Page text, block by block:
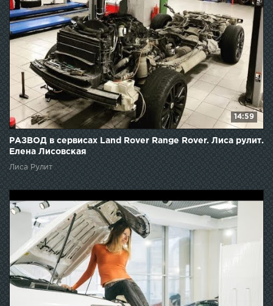
14:59
РАЗВОД в сервисах Land Rover Range Rover. Лиса рулит.
Елена Лисовская
Лиса Рулит